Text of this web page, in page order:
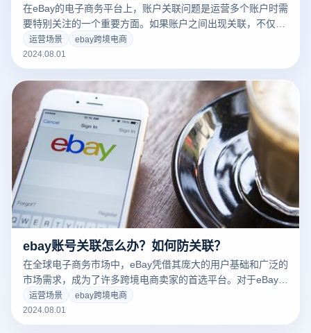
在eBay的电子商务平台上，账户关联问题是运营多个账户时需
要特别关注的一个重要方面。如果账户之间出现关联，不仅可
能会影响账户的正常使用，还可能导致销售活动暂停或其他限
制。本文将详细探讨eBay账户关联的关键因素及如何防止账户
关联，帮助您更好地管理eBay业务，避免因账户关联带来的问
题。
运营场景
ebay跨境电商
2024.08.01
ebay账号关联怎么办？如何防关联？
在全球电子商务市场中，eBay凭借其庞大的用户基础和广泛的
市场需求，成为了许多跨境电商卖家的首选平台。对于eBay商
家来说，管理账户和防止账户被误判为关联账户至关重要。本
文将详细介绍ebay防关联问题，包括如何正确关联账户和防止
账户关联，帮助您在eBay运营中保持账户的正常运行。
运营场景
ebay跨境电商
2024.08.01